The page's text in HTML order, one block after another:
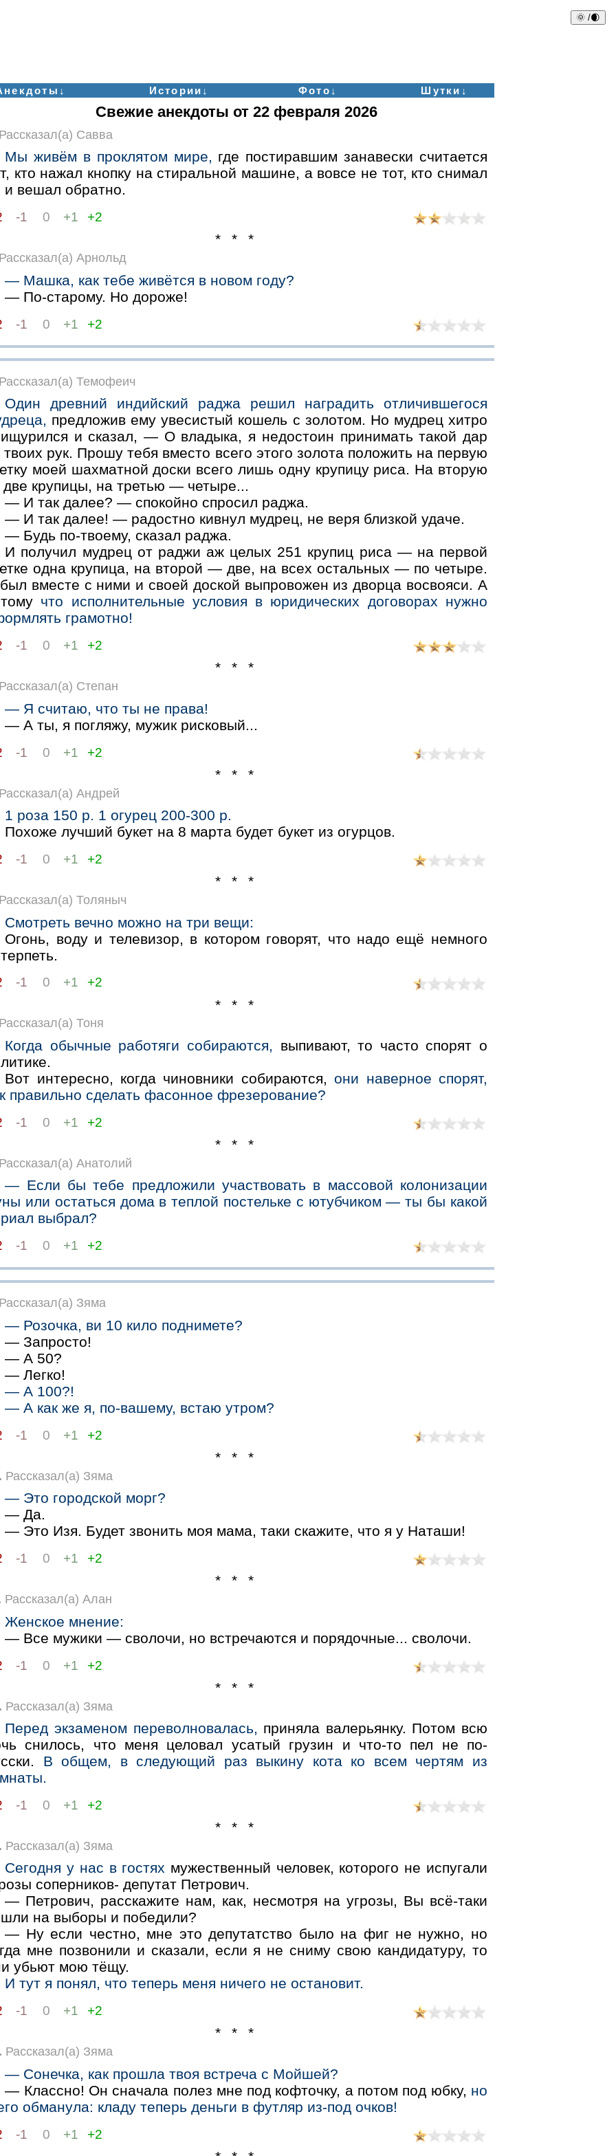
🌞 /🌒
Истории↓ Фото↓ Шутки↓
Свежие анекдоты от 22 февраля 2026
Рассказал(а) Савва
Мы живём в проклятом мире, где постиравшим занавески считается
кто нажал кнопку на стиральной машине, а вовсе не тот, кто снимал
и вешал обратно.
-1 0 +1 +2
* * *
Рассказал(а) Арнольд
— Машка, как тебе живётся в новом году?
— По-старому. Но дороже!
-1 0 +1 +2
Рассказал(а) Темофеич
Один древний индийский раджа решил наградить отличившегося
предложив ему увесистый кошель с золотом. Но мудрец хитро
и сказал, — О владыка, я недостоин принимать такой дар
твоих рук. Прошу тебя вместо всего этого золота положить на первую
моей шахматной доски всего лишь одну крупицу риса. На вторую
крупицы, на третью — четыре...
— И так далее? — спокойно спросил раджа.
— И так далее! — радостно кивнул мудрец, не веря близкой удаче.
— Будь по-твоему, сказал раджа.
И получил мудрец от раджи аж целых 251 крупиц риса — на первой
одна крупица, на второй — две, на всех остальных — по четыре.
вместе с ними и своей доской выпровожен из дворца восвояси. А
что исполнительные условия в юридических договорах нужно
грамотно!
-1 0 +1 +2
* * *
Рассказал(а) Степан
— Я считаю, что ты не права!
— А ты, я погляжу, мужик рисковый...
-1 0 +1 +2
* * *
Рассказал(а) Андрей
1 роза 150 р. 1 огурец 200-300 р.
Похоже лучший букет на 8 марта будет букет из огурцов.
-1 0 +1 +2
* * *
Рассказал(а) Толяныч
Смотреть вечно можно на три вещи:
Огонь, воду и телевизор, в котором говорят, что надо ещё немного
-1 0 +1 +2
* * *
Рассказал(а) Тоня
Когда обычные работяги собираются, выпивают, то часто спорят о
Вот интересно, когда чиновники собираются,они наверное спорят,
правильно сделать фасонное фрезерование?
-1 0 +1 +2
* * *
Рассказал(а) Анатолий
— Если бы тебе предложили участвовать в массовой колонизации
или остаться дома в теплой постельке с ютубчиком — ты бы какой
выбрал?
-1 0 +1 +2
Рассказал(а) Зяма
— Розочка, ви 10 кило поднимете?
— Запросто!
— А 50?
— Легко!
— А 100?!
— А как же я, по-вашему, встаю утром?
-1 0 +1 +2
* * *
Рассказал(а) Зяма
— Это городской морг?
— Да.
— Это Изя. Будет звонить моя мама, таки скажите, что я у Наташи!
-1 0 +1 +2
* * *
Рассказал(а) Алан
Женское мнение:
— Все мужики — сволочи, но встречаются и порядочные... сволочи.
-1 0 +1 +2
* * *
Рассказал(а) Зяма
Перед экзаменом переволновалась, приняла валерьянку. Потом всю
снилось, что меня целовал усатый грузин и что-то пел не по-
В общем, в следующий раз выкину кота ко всем чертям из
-1 0 +1 +2
* * *
Рассказал(а) Зяма
Сегодня у нас в гостях мужественный человек, которого не испугали
соперников- депутат Петрович.
— Петрович, расскажите нам, как, несмотря на угрозы, Вы всё-таки
на выборы и победили?
— Ну если честно, мне это депутатство было на фиг не нужно, но
мне позвонили и сказали, если я не сниму свою кандидатуру, то
убьют мою тёщу.
И тут я понял, что теперь меня ничего не остановит.
-1 0 +1 +2
* * *
Рассказал(а) Зяма
— Сонечка, как прошла твоя встреча с Мойшей?
— Классно! Он сначала полез мне под кофточку, а потом под юбку, но
обманула: кладу теперь деньги в футляр из-под очков!
-1 0 +1 +2